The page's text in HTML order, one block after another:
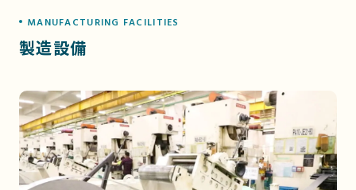
MANUFACTURING FACILITIES
製造設備